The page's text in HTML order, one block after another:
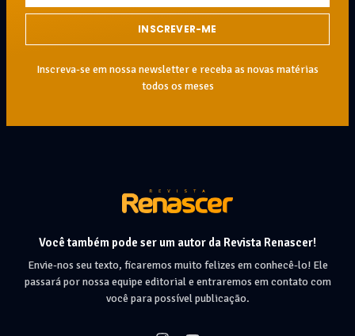
INSCREVER-ME
Inscreva-se em nossa newsletter e receba as novas matérias
todos os meses
Você também pode ser um autor da Revista Renascer!
Envie-nos seu texto, ficaremos muito felizes em conhecê-lo! Ele
passará por nossa equipe editorial e entraremos em contato com
você para possível publicação.